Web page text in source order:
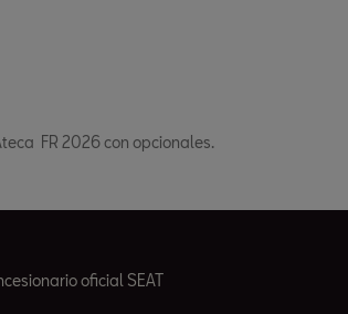
FR 2026 con opcionales.
oficial SEAT